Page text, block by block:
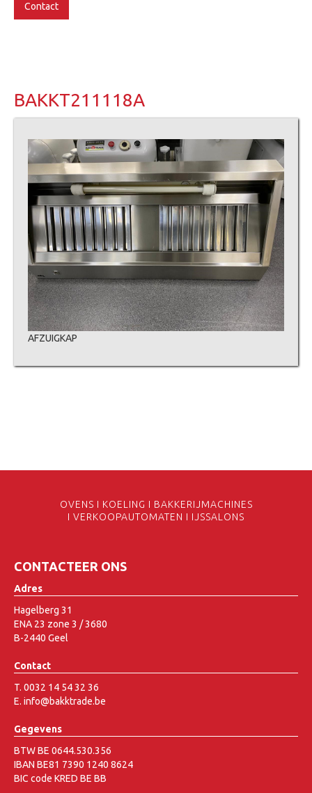
Contact
BAKKT211118A
AFZUIGKAP
OVENS I KOELING I BAKKERIJMACHINES
I VERKOOPAUTOMATEN I IJSSALONS
CONTACTEER ONS
Adres
Hagelberg 31
ENA 23 zone 3 / 3680
B-2440 Geel
Contact
T. 0032 14 54 32 36
E. info@bakktrade.be
Gegevens
BTW BE 0644.530.356
IBAN BE81 7390 1240 8624
BIC code KRED BE BB